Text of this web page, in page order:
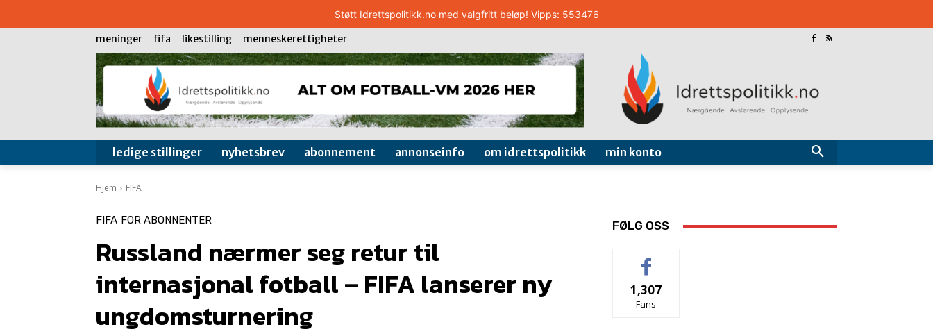
Støtt Idrettspolitikk.no med valgfritt beløp! Vipps: 553476
meninger fifa likestilling menneskerettigheter
ledige stillinger nyhetsbrev abonnement annonseinfo om idrettspolitikk min konto
Hjem FIFA
FIFA FOR ABONNENTER
Russland nærmer seg retur til
internasjonal fotball – FIFA lanserer ny
ungdomsturnering
FØLG OSS
1,307
Fans